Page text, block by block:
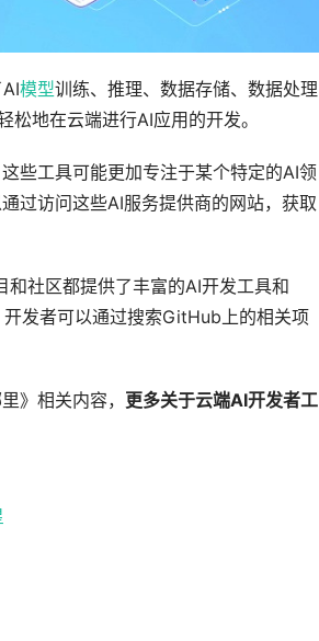
模型训练、推理、数据存储、数据处理
地在云端进行AI应用的开发。
些工具可能更加专注于某个特定的AI领
过访问这些AI服务提供商的网站，获取
社区都提供了丰富的AI开发工具和
发者可以通过搜索GitHub上的相关项
》相关内容，
更多关于云端AI开发者工